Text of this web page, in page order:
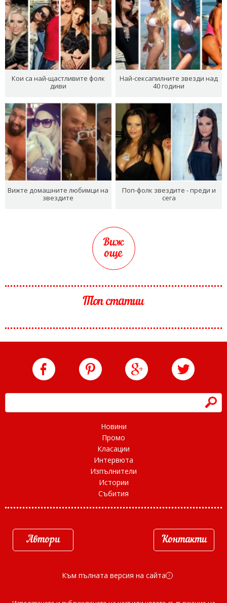
Кои са най-щастливите фолк
диви
Най-сексапилните звезди над
40 години
Вижте домашните любимци на
звездите
Поп-фолк звездите - преди и
сега
Виж
още
Топ статии
h
Новини
Промо
Класации
Интервюта
Изпълнители
Истории
Събития
Автори Контакти
Към пълната версия на сайта d